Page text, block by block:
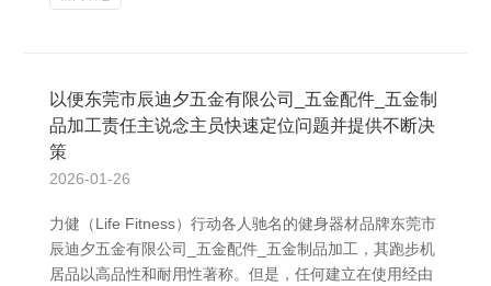
以便东莞市辰迪夕五金有限公司_五金配件_五金制
品加工责任主说念主员快速定位问题并提供不断决
策
2026-01-26
力健（Life Fitness）行动各人驰名的健身器材品牌东莞市
辰迪夕五金有限公司_五金配件_五金制品加工，其跑步机
居品以高品性和耐用性著称。但是，任何建立在使用经由